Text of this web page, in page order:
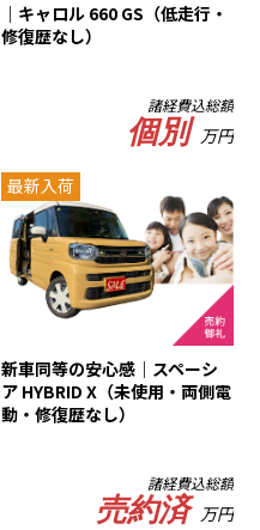
｜キャロル 660 GS（低走行・
修復歴なし）
諸経費込総額
個別 万円
最新入荷
新車同等の安心感｜スペーシ
ア HYBRID X（未使用・両側電
動・修復歴なし）
諸経費込総額
売約済 万円